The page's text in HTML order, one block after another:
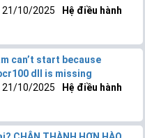
21/10/2025
Hệ điều hành
can’t start because
dll is missing
21/10/2025
Hệ điều hành